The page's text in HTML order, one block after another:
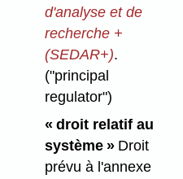
d'analyse et de
recherche +
(SEDAR+).
("principal
regulator")
« droit relatif au
système »Droit
prévu à l'annexe